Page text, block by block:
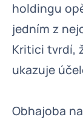
holdingu
jedním z
Kritici tvrdí,
ukazuje
Obhajoba